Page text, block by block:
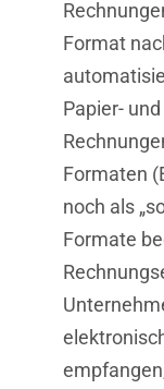
Format
Papier-
Formaten
noch als
Formate